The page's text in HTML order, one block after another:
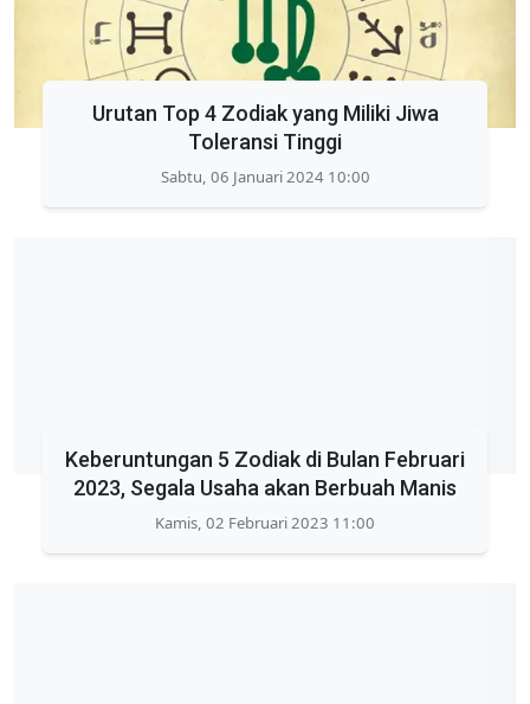
Urutan Top 4 Zodiak yang Miliki Jiwa
Toleransi Tinggi
Sabtu, 06 Januari 2024 10:00
Keberuntungan 5 Zodiak di Bulan Februari
2023, Segala Usaha akan Berbuah Manis
Kamis, 02 Februari 2023 11:00